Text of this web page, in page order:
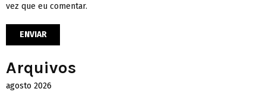
vez que eu comentar.
Arquivos
agosto 2026